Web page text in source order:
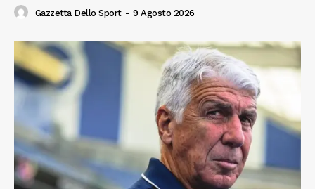
Gazzetta Dello Sport - 9 Agosto 2026